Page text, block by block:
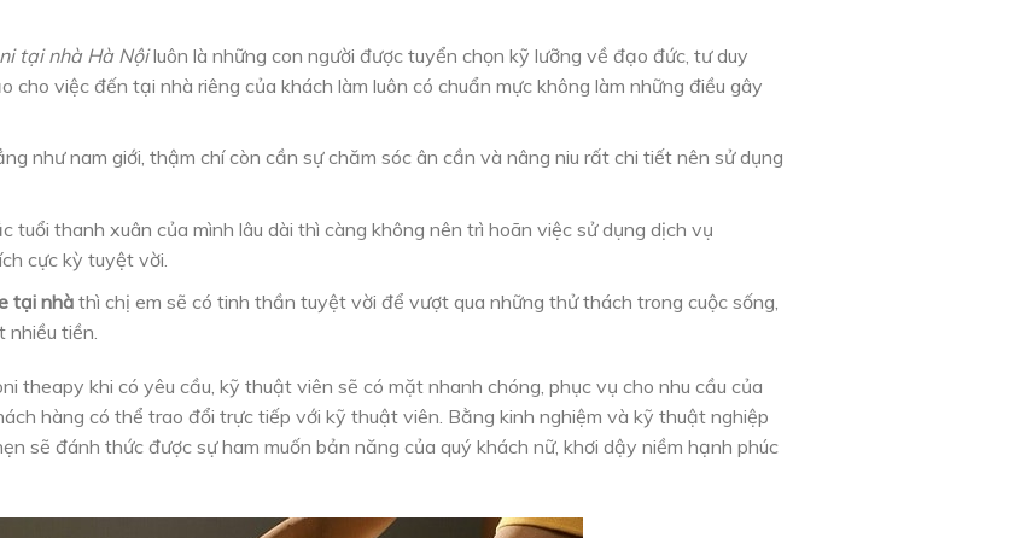
tại nhà Hà Nộiluôn là những con người được tuyển chọn kỹ lưỡng về đạo đức, tư duy
cho việc đến tại nhà riêng của khách làm luôn có chuẩn mực không làm những điều gây
như nam giới, thậm chí còn cần sự chăm sóc ân cần và nâng niu rất chi tiết nên sử dụng
tuổi thanh xuân của mình lâu dài thì càng không nên trì hoãn việc sử dụng dịch vụ
cực kỳ tuyệt vời.
tại nhàthì chị em sẽ có tinh thần tuyệt vời để vượt qua những thử thách trong cuộc sống,
tiền.
theapy khi có yêu cầu, kỹ thuật viên sẽ có mặt nhanh chóng, phục vụ cho nhu cầu của
hàng có thể trao đổi trực tiếp với kỹ thuật viên. Bằng kinh nghiệm và kỹ thuật nghiệp
sẽ đánh thức được sự ham muốn bản năng của quý khách nữ, khơi dậy niềm hạnh phúc